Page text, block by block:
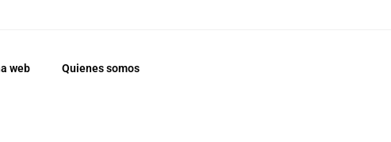
web Quienes somos